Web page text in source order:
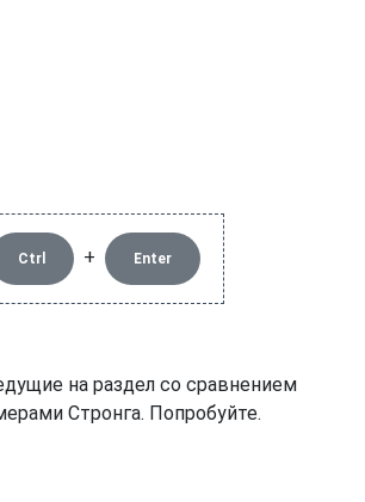
Ctrl + Enter
на раздел со сравнением
Стронга. Попробуйте.